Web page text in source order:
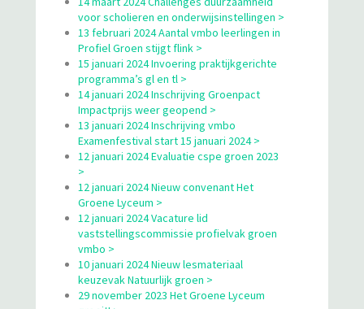
voor scholieren en onderwijsinstellingen >
13 februari 2024 Aantal vmbo leerlingen in
Profiel Groen stijgt flink >
15 januari 2024 Invoering praktijkgerichte
programma’s gl en tl >
14 januari 2024 Inschrijving Groenpact
Impactprijs weer geopend >
13 januari 2024 Inschrijving vmbo
Examenfestival start 15 januari 2024 >
12 januari 2024 Evaluatie cspe groen 2023
>
12 januari 2024 Nieuw convenant Het
Groene Lyceum >
12 januari 2024 Vacature lid
vaststellingscommissie profielvak groen
vmbo >
10 januari 2024 Nieuw lesmateriaal
keuzevak Natuurlijk groen >
29 november 2023 Het Groene Lyceum